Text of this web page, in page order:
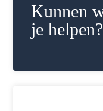
Kunnen
je helpen?